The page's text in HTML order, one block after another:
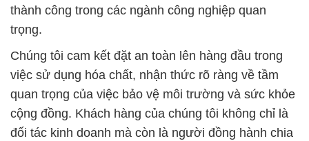
thành công trong các ngành công nghiệp quan
trọng.
Chúng tôi cam kết đặt an toàn lên hàng đầu trong
việc sử dụng hóa chất, nhận thức rõ ràng về tầm
quan trọng của việc bảo vệ môi trường và sức khỏe
cộng đồng. Khách hàng của chúng tôi không chỉ là
đối tác kinh doanh mà còn là người đồng hành chia